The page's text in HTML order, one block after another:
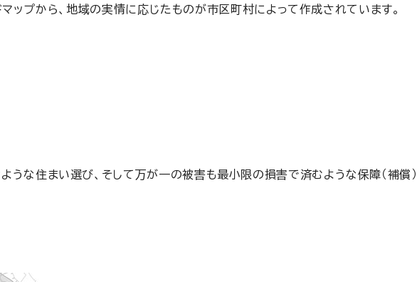
マップから、地域の実情に応じたものが市区町村によって作成されています。
な住まい選び、そして万が一の被害も最小限の損害で済むような保障（補償